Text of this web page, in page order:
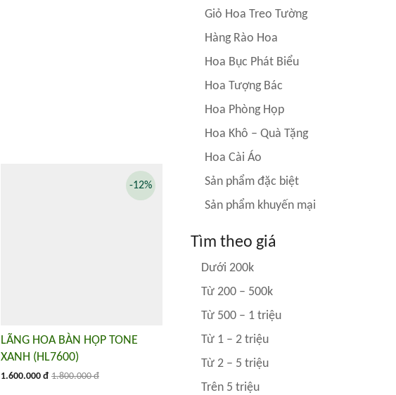
LÃNG HOA BÀN HỌP TONE
XANH (HL7600)
1.600.000 đ 1.800.000 đ
-12%
Giỏ Hoa Treo Tường
Hàng Rào Hoa
Hoa Bục Phát Biểu
Hoa Tượng Bác
Hoa Phòng Họp
Hoa Khô – Quà Tặng
Hoa Cài Áo
Sản phẩm đặc biệt
Sản phẩm khuyến mại
Tìm theo giá
Dưới 200k
Từ 200 – 500k
Từ 500 – 1 triệu
Từ 1 – 2 triệu
Từ 2 – 5 triệu
Trên 5 triệu